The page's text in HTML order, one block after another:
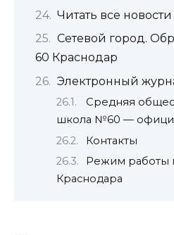
Читать все новости
Сетевой город.
60 Краснодар
Электронный
Средняя
школа №60 —
Контакты
Режим
Краснодара